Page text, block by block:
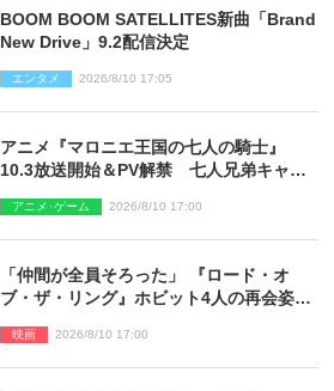
BOOM BOOM SATELLITES新曲「Brand
New Drive」9.2配信決定
エンタメ 2026/8/10 17:05
アニメ『マロニエ王国の七人の騎士』
10.3放送開始＆PV解禁 七人兄弟キャス
アニメ･ゲーム 2026/8/10 17:00
「仲間が全員そろった」 『ロード・オ
ブ・ザ・リング』ホビット4人の再会姿に
映画 2026/8/10 17:00